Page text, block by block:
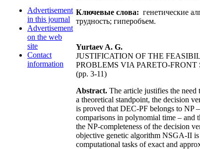
Advertisement
in this journal
Advertisement
on the web
site
Contact
information
Ключевые слова: генетические
трудность; гиперобъем.
Yurtaev A. G.
JUSTIFICATION OF THE
PROBLEMS VIA PARETO-FRONT
(pp. 3-11)
Abstract. The article justifies the
a theoretical standpoint, the decision
is proved that DEC-PF belongs to NP
comparisons in polynomial time – and
the NP-completeness of the decision
objective genetic algorithm NSGA-II
computational tasks of exact and